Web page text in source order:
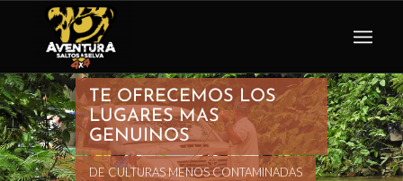
TE OFRECEMOS LOS
LUGARES MAS
GENUINOS
DE CULTURAS MENOS CONTAMINADAS